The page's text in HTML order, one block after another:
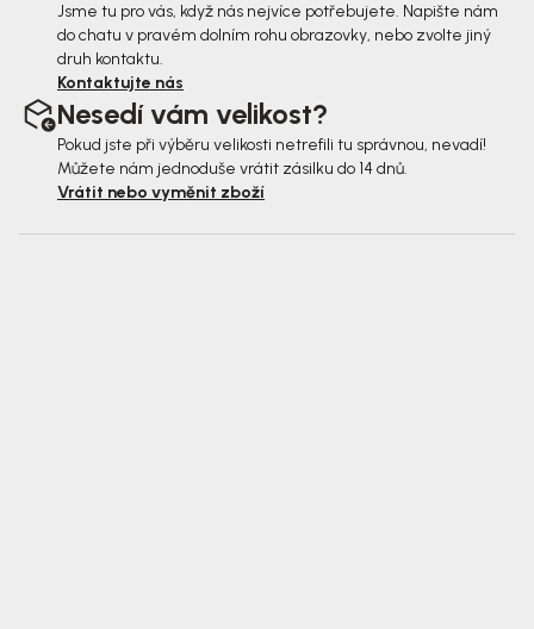
Jsme tu pro vás, když nás nejvíce potřebujete. Napište nám
do chatu v pravém dolním rohu obrazovky, nebo zvolte jiný
druh kontaktu.
Kontaktujte nás
Nesedí vám velikost?
Pokud jste při výběru velikosti netrefili tu správnou, nevadí!
Můžete nám jednoduše vrátit zásilku do 14 dnů.
Vrátit nebo vyměnit zboží